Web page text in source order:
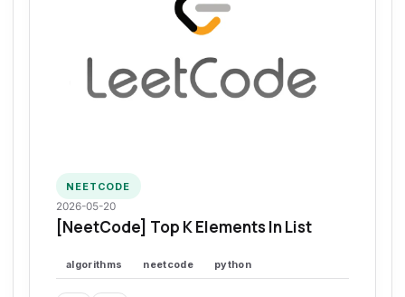
NEETCODE
2026-05-20
[NeetCode] Top K Elements In List
algorithms neetcode python